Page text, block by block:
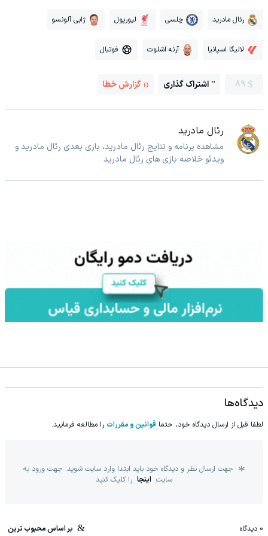
رئال مادرید چلسی لیورپول ژابی آلونسو
لالیگا اسپانیا آرنه اشلوت فوتبال
89 اشتراک گذاری گزارش خطا
رئال مادرید
مشاهده برنامه و نتایج رئال مادرید، بازی بعدی رئال مادرید و
ویدئو خلاصه بازی های رئال مادرید
دیدگاه‌ها
لطفا قبل از ارسال دیدگاه خود، حتما قوانین و مقررات را مطالعه فرمایید.
جهت ارسال نظر و دیدگاه خود باید ابتدا وارد سایت شوید. جهت ورود به
سایت اینجا را کلیک کنید
0 دیدگاه بر اساس محبوب ترین